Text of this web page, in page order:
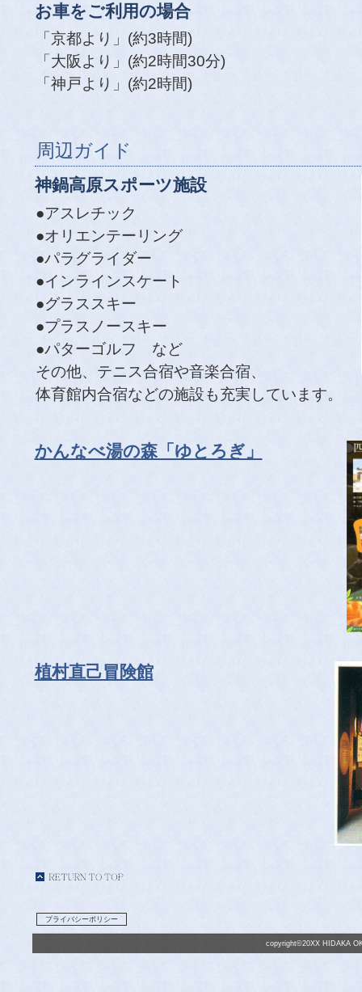
お車をご利用の場合
「京都より」(約3時間)
「大阪より」(約2時間30分)
「神戸より」(約2時間)
周辺ガイド
神鍋高原スポーツ施設
●アスレチック
●オリエンテーリング
●パラグライダー
●インラインスケート
●グラススキー
●プラスノースキー
●パターゴルフ など
その他、テニス合宿や音楽合宿、
体育館内合宿などの施設も充実しています。
かんなべ湯の森「ゆとろぎ」
植村直己冒険館
copyright©20XX HIDAKA
プライバシーポリシー